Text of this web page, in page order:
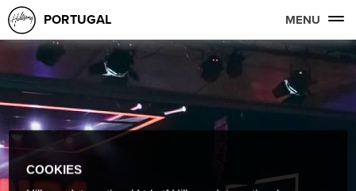
PORTUGAL MENU
COOKIES